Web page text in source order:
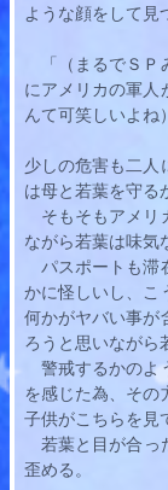
ような顔をして見
「（まるでＳＰ
にアメリカの軍人
んて可笑しいよね
少しの危害も二人
は母と若葉を守る
そもそもアメリ
ながら若葉は味気
パスポートも滞
かに怪しいし、こ
何かがヤバい事が
ろうと思いながら
警戒するかのよ
を感じた為、その
子供がこちらを見
若葉と目が合っ
歪める。